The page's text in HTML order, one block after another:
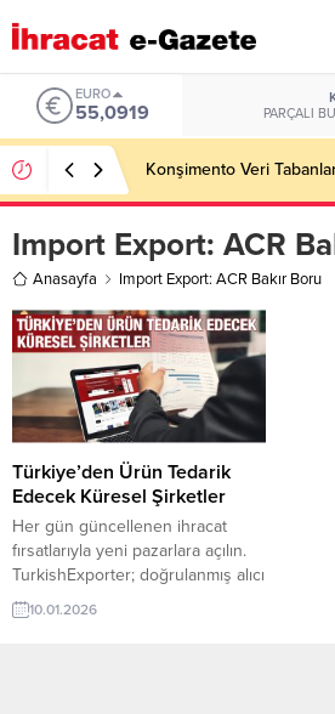
EURO
55,0919 PARÇALI
Konşimento Veri
Import Export: ACR
Anasayfa Import Export: ACR Bakır Boru
Türkiye’den Ürün Tedarik
Edecek Küresel Şirketler
Her gün güncellenen ihracat
fırsatlarıyla yeni pazarlara açılın.
TurkishExporter; doğrulanmış alıcı
talepleri, sektör bazlı ilanlar ve
hedef ülke odaklı eşleştirmelerle
10.01.2026